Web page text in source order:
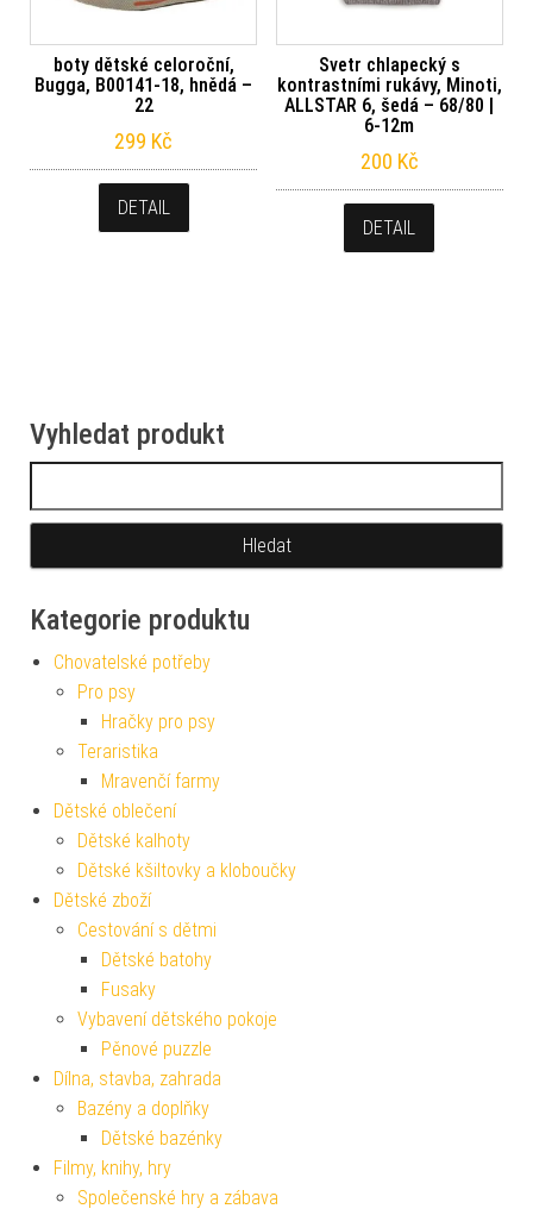
boty dětské celoroční,
Bugga, B00141-18, hnědá –
22
299 Kč
DETAIL
Svetr chlapecký s
kontrastními rukávy, Minoti,
ALLSTAR 6, šedá – 68/80 |
6-12m
200 Kč
DETAIL
Vyhledat produkt
Kategorie produktu
Chovatelské potřeby
Pro psy
Hračky pro psy
Teraristika
Mravenčí farmy
Dětské oblečení
Dětské kalhoty
Dětské kšiltovky a kloboučky
Dětské zboží
Cestování s dětmi
Dětské batohy
Fusaky
Vybavení dětského pokoje
Pěnové puzzle
Dílna, stavba, zahrada
Bazény a doplňky
Dětské bazénky
Filmy, knihy, hry
Společenské hry a zábava